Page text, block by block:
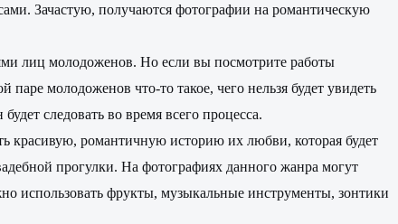
Зачастую, получаются фотографии на романтическую
лиц молодоженов. Но если вы посмотрите работы
молодоженов что-то такое, чего нельзя будет увидеть
следовать во время всего процесса.
красивую, романтичную историю их любви, которая будет
прогулки. На фотографиях данного жанра могут
использовать фрукты, музыкальные инструменты, зонтики